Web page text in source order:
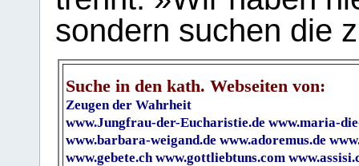
sondern suchen die
Suche in den kath. Webseiten von:
Zeugen der Wahrheit
www.Jungfrau-der-Eucharistie.de www.maria-
www.barbara-weigand.de www.adoremus.de
www.gebete.ch www.gottliebtuns.com